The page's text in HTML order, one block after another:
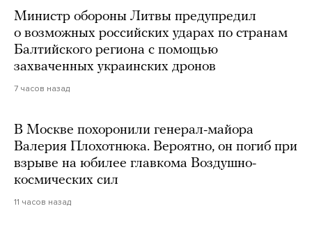
Министр обороны Литвы предупредил
о возможных российских ударах по странам
Балтийского региона с помощью
захваченных украинских дронов
7 часов назад
В Москве похоронили генерал-майора
Валерия Плохотнюка. Вероятно, он погиб при
взрыве на юбилее главкома Воздушно-
космических сил
11 часов назад